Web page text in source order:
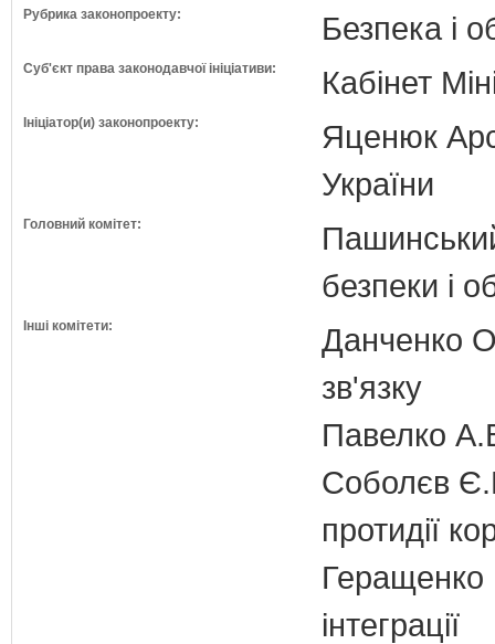
Рубрика законопроекту: Безпека і
Суб'єкт права законодавчої ініціативи: Кабінет
Ініціатор(и) законопроекту:
Яценюк
України
Головний комітет:
безпеки і
Інші комітети:
Данченко
зв'язку
Павелко
Соболєв
протидії
Геращенко
інтеграції